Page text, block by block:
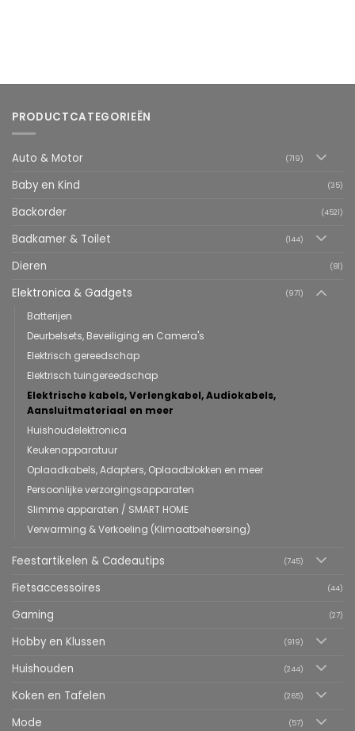
PRODUCTCATEGORIEËN
Auto & Motor (719)
Baby en Kind (35)
Backorder (4521)
Badkamer & Toilet (144)
Dieren (81)
Elektronica & Gadgets (971)
Batterijen
Deurbelsets, Beveiliging en Camera's
Elektrisch gereedschap
Elektrisch tuingereedschap
Elektrische kabels, Verlengkabel, Audiokabels,
Aansluitmateriaal en meer
Huishoudelektronica
Keukenapparatuur
Oplaadkabels, Adapters, Oplaadblokken en meer
Persoonlijke verzorgingsapparaten
Slimme apparaten / SMART HOME
Verwarming & Verkoeling (Klimaatbeheersing)
Feestartikelen & Cadeautips (745)
Fietsaccessoires (44)
Gaming (27)
Hobby en Klussen (919)
Huishouden (244)
Koken en Tafelen (265)
Mode (57)